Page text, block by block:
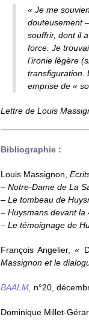
« Je me
douteusement
souffrir, dont il
force. Je
l’ironie légère
transfiguration.
emprise de «
Lettre de Louis
Bibliographie :
Louis Massignon,
– Notre-Dame de La
– Le tombeau de
– Huysmans devant la
– Le témoignage de
François Angelier, «
Massignon et le
BAALM, n°20,
Dominique Millet-